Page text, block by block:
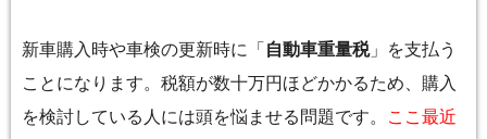
新車購入時や車検の更新時に「 自動車重量税」を支払う
ことになります。税額が数十万円ほどかかるため、購入
を検討している人には頭を悩ませる問題です。
ここ最近